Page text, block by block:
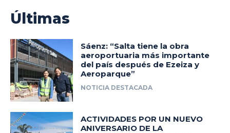
Últimas
Sáenz: “Salta tiene la obra
aeroportuaria más importante
del país después de Ezeiza y
Aeroparque”
NOTICIA DESTACADA
ACTIVIDADES POR UN NUEVO
ANIVERSARIO DE LA